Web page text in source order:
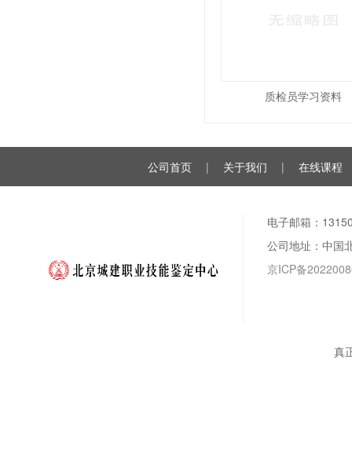
质检员学习资料
公司首页 | 关于我们 | 在线课程
电子邮箱：
公司地址：中国
京ICP备
真